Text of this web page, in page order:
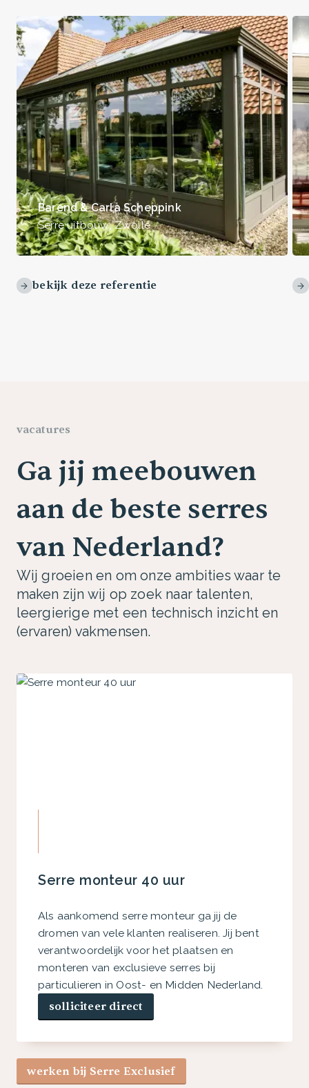
Barend & Carla Scheppink
Serre uitbouw, Zwolle
bekijk deze referentie
vacatures
Ga jij meebouwen
aan de beste serres
van Nederland?
Wij groeien en om onze ambities waar te
maken zijn wij op zoek naar talenten,
leergierige met een technisch inzicht en
(ervaren) vakmensen.
Serre monteur 40 uur
Als aankomend serre monteur ga jij de
dromen van vele klanten realiseren. Jij bent
verantwoordelijk voor het plaatsen en
monteren van exclusieve serres bij
particulieren in Oost- en Midden Nederland.
solliciteer direct
werken bij Serre Exclusief